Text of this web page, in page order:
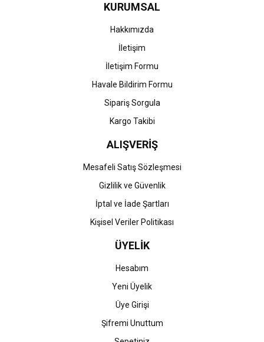
Ürün fiyatı diğer sitelerden daha pahalı.
Gönder
KURUMSAL
Hakkımızda
İletişim
İletişim Formu
Havale Bildirim Formu
Sipariş Sorgula
Kargo Takibi
ALIŞVERİŞ
Mesafeli Satış Sözleşmesi
Gizlilik ve Güvenlik
İptal ve İade Şartları
Kişisel Veriler Politikası
ÜYELİK
Hesabım
Yeni Üyelik
Üye Girişi
Şifremi Unuttum